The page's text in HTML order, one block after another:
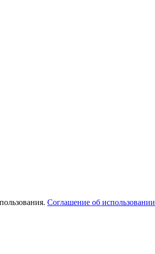
Соглашение об использовании